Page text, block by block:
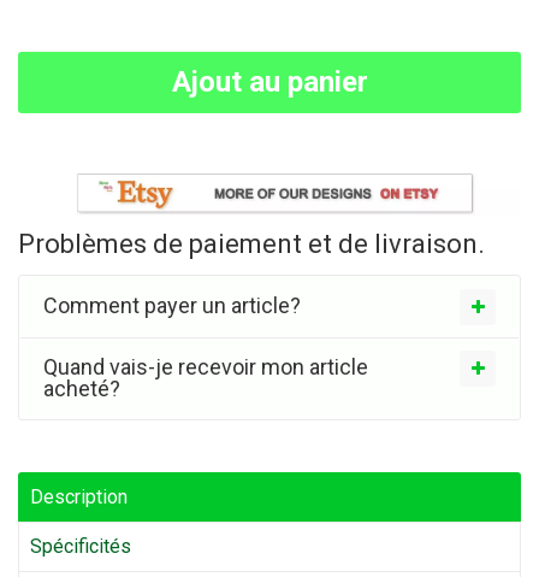
Ajout au panier
Problèmes de paiement et de livraison.
Comment payer un article?
Quand vais-je recevoir mon article
acheté?
Description
Spécificités